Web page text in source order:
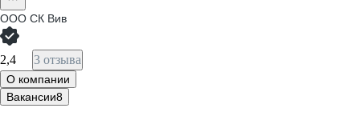
ООО СК Вив
2,4 3 отзыва
О компании
Вакансии8